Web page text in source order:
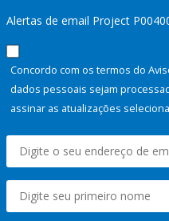
Alertas de email Project
Concordo com os termos do
dados pessoais sejam
assinar as atualizações